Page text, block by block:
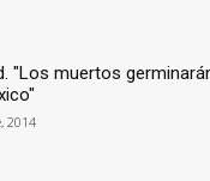
"Los muertos
2014